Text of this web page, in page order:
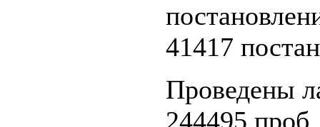
41417
Проведены
244495 проб.